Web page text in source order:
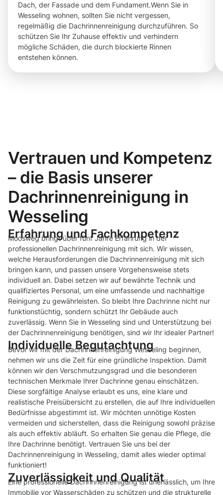
Dach, der Fassade und dem Fundament.Wenn Sie in
Wesseling wohnen, sollten Sie nicht vergessen,
regelmäßig die Dachrinnenreinigung durchzuführen. So
schützen Sie Ihr Zuhause effektiv und verhindern
mögliche Schäden, die durch blockierte Rinnen
entstehen können.
Vertrauen und Kompetenz
– die Basis unserer
Dachrinnenreinigung in
Wesseling
Erfahrung und Fachkompetenz
Moosweg bringt über fünf Jahre Erfahrung in der
professionellen Dachrinnenreinigung mit sich. Wir wissen,
welche Herausforderungen die Dachrinnenreinigung mit sich
bringen kann, und passen unsere Vorgehensweise stets
individuell an. Dabei setzen wir auf bewährte Technik und
qualifiziertes Personal, um eine umfassende und nachhaltige
Reinigung zu gewährleisten. So bleibt Ihre Dachrinne nicht nur
funktionstüchtig, sondern schützt Ihr Gebäude auch
zuverlässig. Wenn Sie in Wesseling sind und Unterstützung bei
der Dachrinnenreinigung benötigen, sind wir Ihr idealer Partner!
Individuelle Begutachtung
Bevor wir mit der Dachrinnenreinigung Wesseling beginnen,
nehmen wir uns die Zeit für eine gründliche Inspektion. Damit
können wir den Verschmutzungsgrad und die besonderen
technischen Merkmale Ihrer Dachrinne genau einschätzen.
Diese sorgfältige Analyse erlaubt es uns, eine klare und
realistische Preisübersicht zu erstellen, die auf Ihre individuellen
Bedürfnisse abgestimmt ist. Wir möchten unnötige Kosten
vermeiden und sicherstellen, dass die Reinigung sowohl präzise
als auch effektiv abläuft. So erhalten Sie genau die Pflege, die
Ihre Dachrinne benötigt. Vertrauen Sie uns bei der
Dachrinnenreinigung in Wesseling, damit alles wieder optimal
funktioniert!
Zuverlässigkeit und Qualität
Eine professionelle Dachrinnenreinigung ist unerlässlich, um Ihre
Immobilie vor Wasserschäden zu schützen und die strukturelle